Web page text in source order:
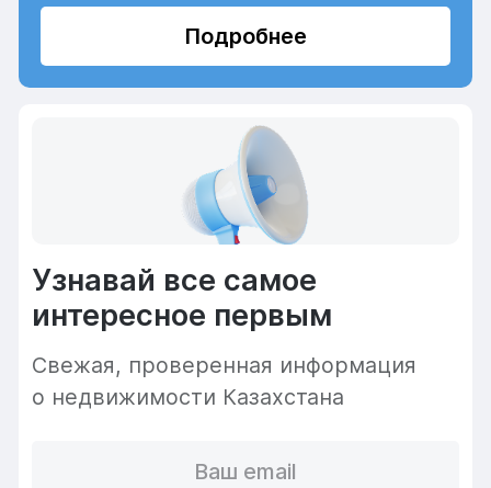
Подробнее
Узнавай все самое
интересное первым
Cвежая, проверенная информация
о недвижимости Казахстана